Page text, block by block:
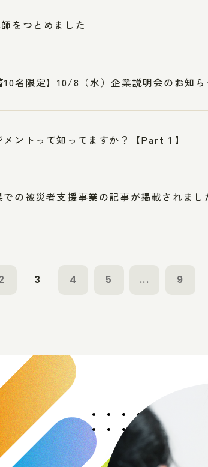
をつとめました
10名限定】10/8（水）企業説明会のお知ら
ントって知ってますか？【Part１】
の被災者支援事業の記事が掲載されまし
3 4 5 ... 9